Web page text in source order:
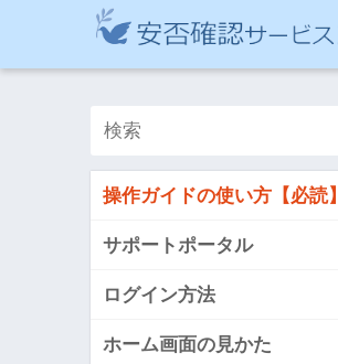
操作ガイドの使い方【必読】
サポートポータル
ログイン方法
ホーム画面の見かた